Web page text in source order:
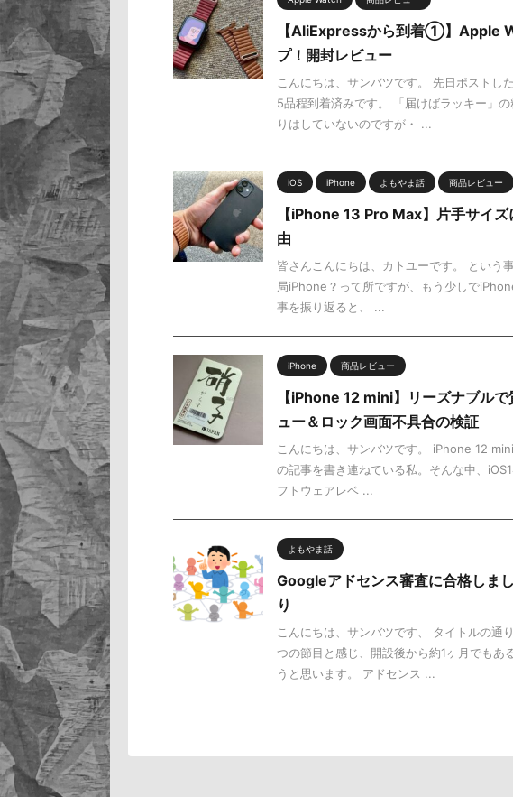
【AliExpressから到着①】Apple
プ！開封レビュー
こんにちは、サンバツです。 先日ポスト
5品程到着済みです。 「届けばラッキー」
りはしていないのですが・ ...
iOS iPhone よもやま話 商品レビュー
【iPhone 13 Pro Max】片手サイ
由
皆さんこんにちは、カトユーです。 という
局iPhone？って所ですが、もう少しで
事を振り返ると、 ...
iPhone 商品レビュー
【iPhone 12 mini】リーズナブル
ュー＆ロック画面不具合の検証
こんにちは、サンバツです。 iPhone 12
の記事を書き連ねている私。そんな中、
フトウェアレベ ...
よもやま話
Googleアドセンス審査に合格しま
り
こんにちは、サンバツです、 タイトルの
つの節目と感じ、開設後から約1ヶ月でもあ
うと思います。 アドセンス ...